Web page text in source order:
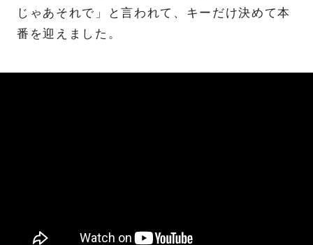
じゃあそれで」と言われて、キーだけ決めて本
番を迎えました。